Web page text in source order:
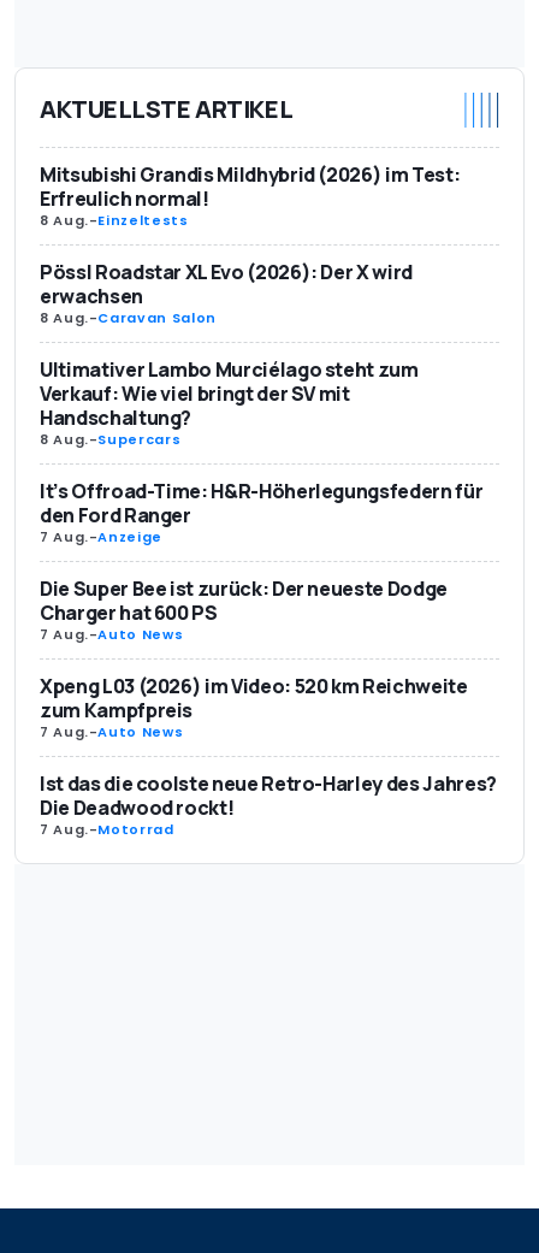
AKTUELLSTE ARTIKEL
Mitsubishi Grandis Mildhybrid (2026) im Test:
Erfreulich normal!
8 Aug.-Einzeltests
Pössl Roadstar XL Evo (2026): Der X wird
erwachsen
8 Aug.-Caravan Salon
Ultimativer Lambo Murciélago steht zum
Verkauf: Wie viel bringt der SV mit
Handschaltung?
8 Aug.-Supercars
It’s Offroad-Time: H&R-Höherlegungsfedern für
den Ford Ranger
7 Aug.-Anzeige
Die Super Bee ist zurück: Der neueste Dodge
Charger hat 600 PS
7 Aug.-Auto News
Xpeng L03 (2026) im Video: 520 km Reichweite
zum Kampfpreis
7 Aug.-Auto News
Ist das die coolste neue Retro-Harley des Jahres?
Die Deadwood rockt!
7 Aug.-Motorrad